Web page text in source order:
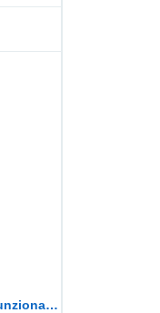
Notifiche in Bitrix24: nuova interfaccia e funzionalità